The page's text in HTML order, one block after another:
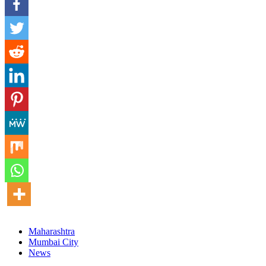
Maharashtra
Mumbai City
News